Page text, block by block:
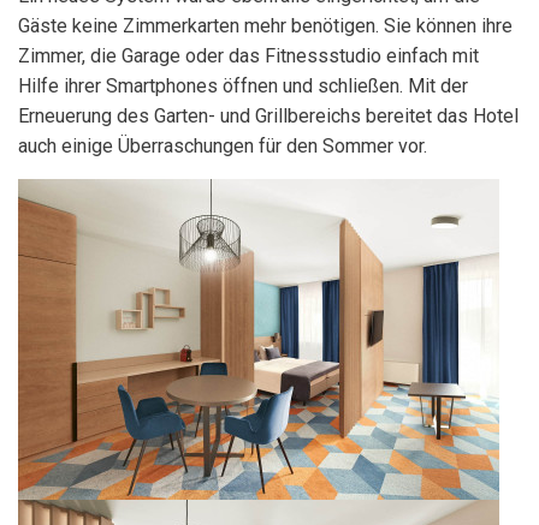
Gäste keine Zimmerkarten mehr benötigen. Sie können ihre
Zimmer, die Garage oder das Fitnessstudio einfach mit
Hilfe ihrer Smartphones öffnen und schließen. Mit der
Erneuerung des Garten- und Grillbereichs bereitet das Hotel
auch einige Überraschungen für den Sommer vor.